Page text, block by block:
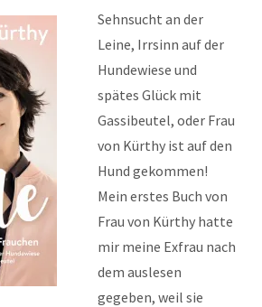
Sehnsucht an der
Leine, Irrsinn auf der
Hundewiese und
spätes Glück mit
Gassibeutel, oder Frau
von Kürthy ist auf den
Hund gekommen!
Mein erstes Buch von
Frau von Kürthy hatte
mir meine Exfrau nach
dem auslesen
gegeben, weil sie